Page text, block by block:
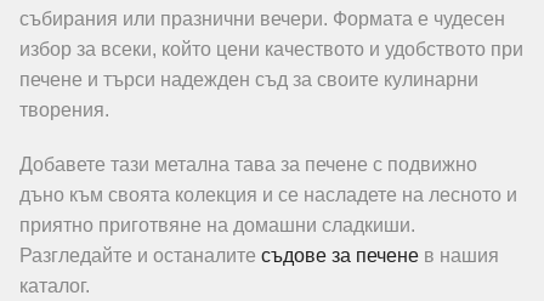
събирания или празнични вечери. Формата е чудесен
избор за всеки, който цени качеството и удобството при
печене и търси надежден съд за своите кулинарни
творения.
Добавете тази метална тава за печене с подвижно
дъно към своята колекция и се насладете на лесното и
приятно приготвяне на домашни сладкиши.
Разгледайте и останалите съдове за печене в нашия
каталог.